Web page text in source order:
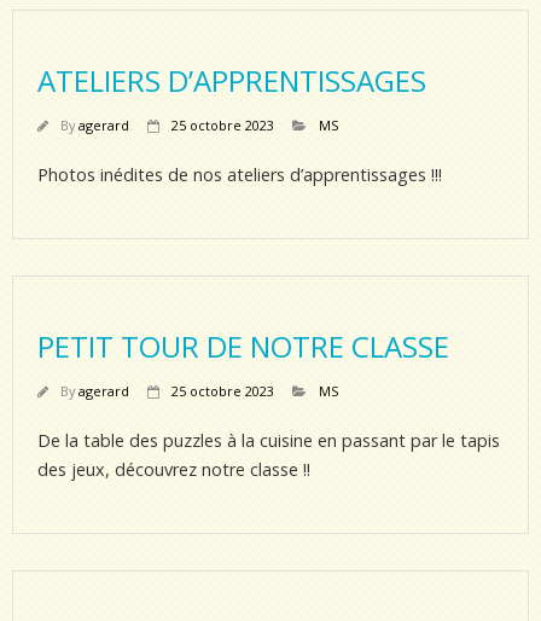
ATELIERS D’APPRENTISSAGES
Byagerard 25 octobre 2023 MS
Photos inédites de nos ateliers d’apprentissages !!!
PETIT TOUR DE NOTRE CLASSE
Byagerard 25 octobre 2023 MS
De la table des puzzles à la cuisine en passant par le tapis
des jeux, découvrez notre classe !!